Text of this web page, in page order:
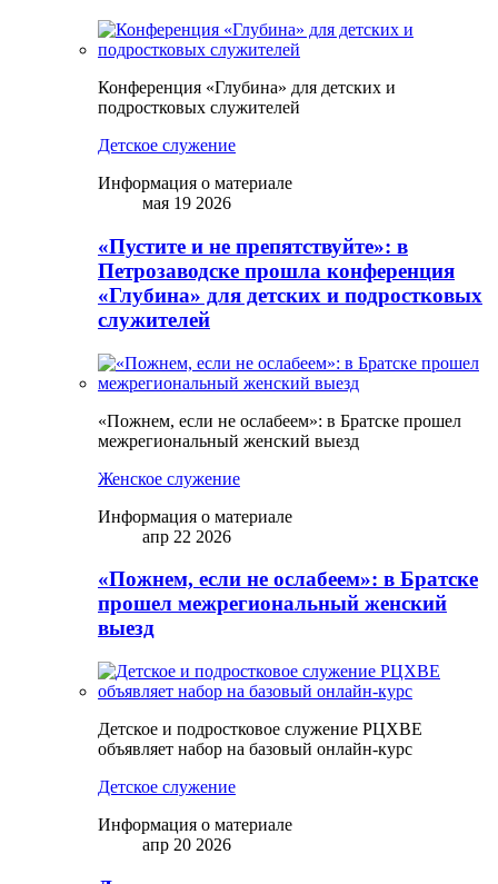
Конференция «Глубина» для детских и
подростковых служителей
Детское служение
Информация о материале
мая 19 2026
«Пустите и не препятствуйте»: в
Петрозаводске прошла конференция
«Глубина» для детских и подростковых
служителей
«Пожнем, если не ослабеем»: в Братске прошел
межрегиональный женский выезд
Женское служение
Информация о материале
апр 22 2026
«Пожнем, если не ослабеем»: в Братске
прошел межрегиональный женский
выезд
Детское и подростковое служение РЦХВЕ
объявляет набор на базовый онлайн-курс
Детское служение
Информация о материале
апр 20 2026